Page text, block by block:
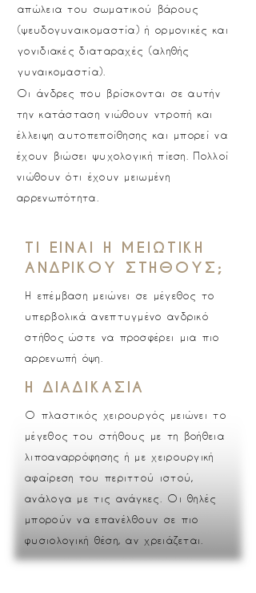
απώλεια του σωματικού βάρους
(ψευδογυναικομαστία) ή ορμονικές και
γονιδιακές διαταραχές (αληθής
γυναικομαστία).
Οι άνδρες που βρίσκονται σε αυτήν
την κατάσταση νιώθουν ντροπή και
έλλειψη αυτοπεποίθησης και μπορεί να
έχουν βιώσει ψυχολογική πίεση. Πολλοί
νιώθουν ότι έχουν μειωμένη
αρρενωπότητα.
ΤΙ ΕΙΝΑΙ Η ΜΕΙΩΤΙΚΗ
ΑΝΔΡΙΚΟΥ ΣΤΗΘΟΥΣ;
Η επέμβαση μειώνει σε μέγεθος το
υπερβολικά ανεπτυγμένο ανδρικό
στήθος ώστε να προσφέρει μια πιο
αρρενωπή όψη.
Η ΔΙΑΔΙΚΑΣΙΑ
Ο πλαστικός χειρουργός μειώνει το
μέγεθος του στήθους με τη βοήθεια
λιποαναρρόφησης ή με χειρουργική
αφαίρεση του περιττού ιστού,
ανάλογα με τις ανάγκες. Οι θηλές
μπορούν να επανέλθουν σε πιο
φυσιολογική θέση, αν χρειάζεται.